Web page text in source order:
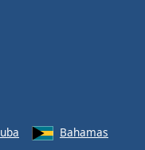
Bahamas